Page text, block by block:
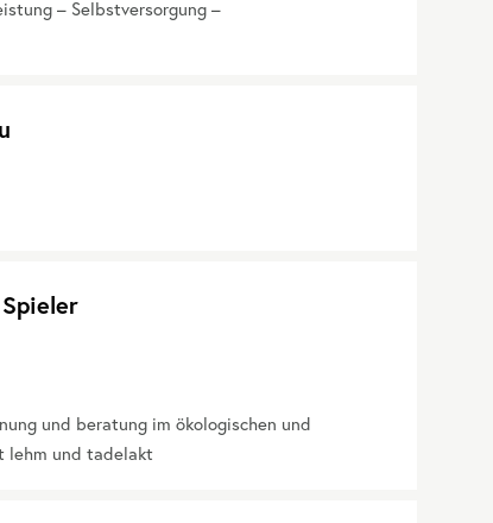
– Selbstversorgung –
und beratung im ökologischen und
lehm und tadelakt